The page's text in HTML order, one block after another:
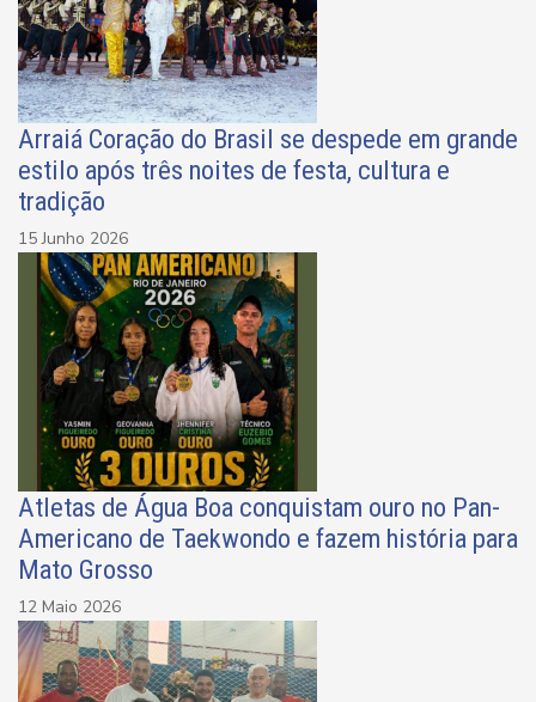
Arraiá Coração do Brasil se despede em grande
estilo após três noites de festa, cultura e
tradição
15 Junho 2026
Atletas de Água Boa conquistam ouro no Pan-
Americano de Taekwondo e fazem história para
Mato Grosso
12 Maio 2026